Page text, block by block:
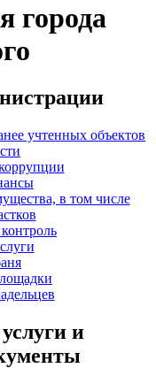
города
учтенных объектов
в том числе
и